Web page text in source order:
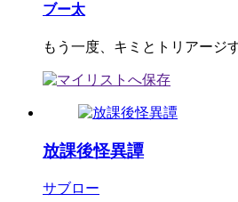
ブー太
もう一度、キミとトリアージ
放課後怪異譚
サブロー